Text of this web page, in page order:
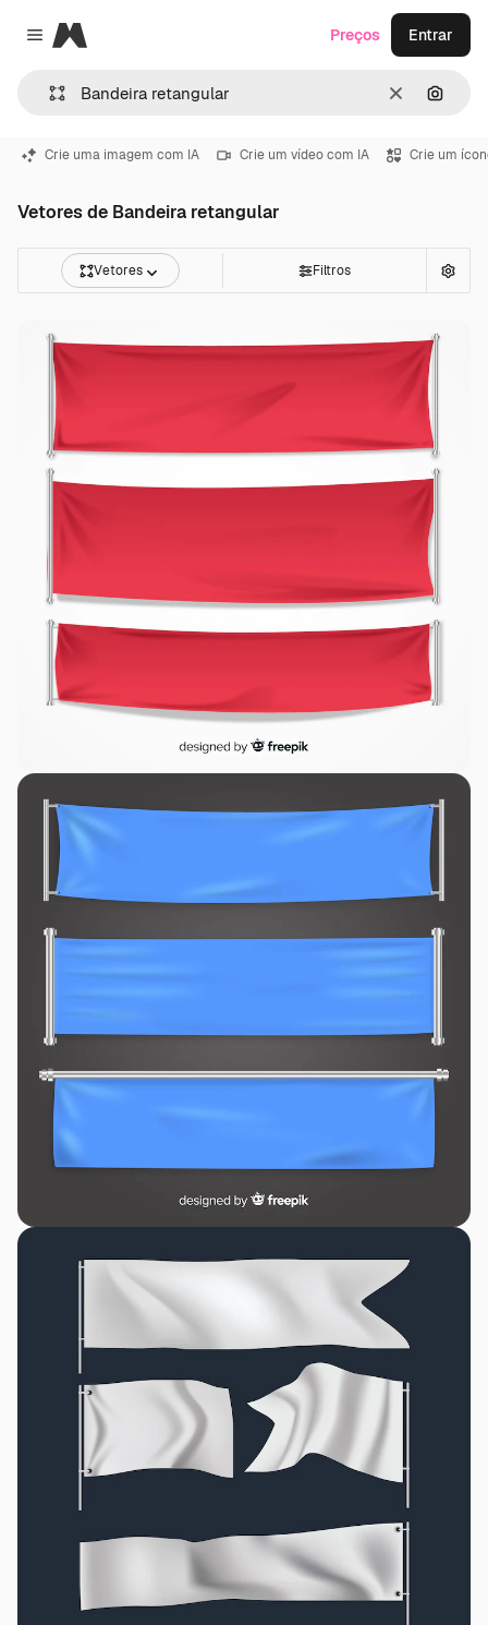
Close menu
Magnific
Limpar
Preços Entrar
Crie uma imagem com IA Crie um vídeo com IA Crie um
Vetores de Bandeira retangular
Vetores Filtros